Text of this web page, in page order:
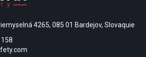
4265, 085 01 Bardejov, Slovaquie